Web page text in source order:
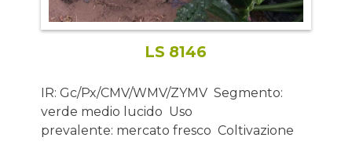
LS 8146
IR: Gc/Px/CMV/WMV/ZYMV Segmento:
verde medio lucido Uso
prevalente: mercato fresco Coltivazione